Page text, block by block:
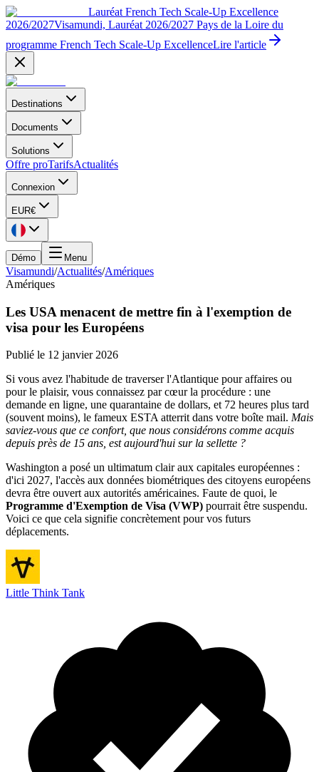
Lauréat French Tech Scale-Up Excellence
2026/2027Visamundi, Lauréat 2026/2027 Pays de la Loire du
programme French Tech Scale-Up ExcellenceLire l'article
Destinations
Documents
Solutions
Offre proTarifsActualités
Connexion
EUR€
Démo Menu
Visamundi/Actualités/Amériques
Amériques
Les USA menacent de mettre fin à l'exemption de
visa pour les Européens
Publié le 12 janvier 2026
Si vous avez l'habitude de traverser l'Atlantique pour affaires ou
pour le plaisir, vous connaissez par cœur la procédure : une
demande en ligne, une quarantaine de dollars, et 72 heures plus tard
(souvent moins), le fameux ESTA atterrit dans votre boîte mail. Mais
saviez-vous que ce confort, que nous considérons comme acquis
depuis près de 15 ans, est aujourd'hui sur la sellette ?
Washington a posé un ultimatum clair aux capitales européennes :
d'ici 2027, l'accès aux données biométriques des citoyens européens
devra être ouvert aux autorités américaines. Faute de quoi, le
Programme d'Exemption de Visa (VWP) pourrait être suspendu.
Voici ce que cela signifie concrètement pour vos futurs
déplacements.
Little Think Tank